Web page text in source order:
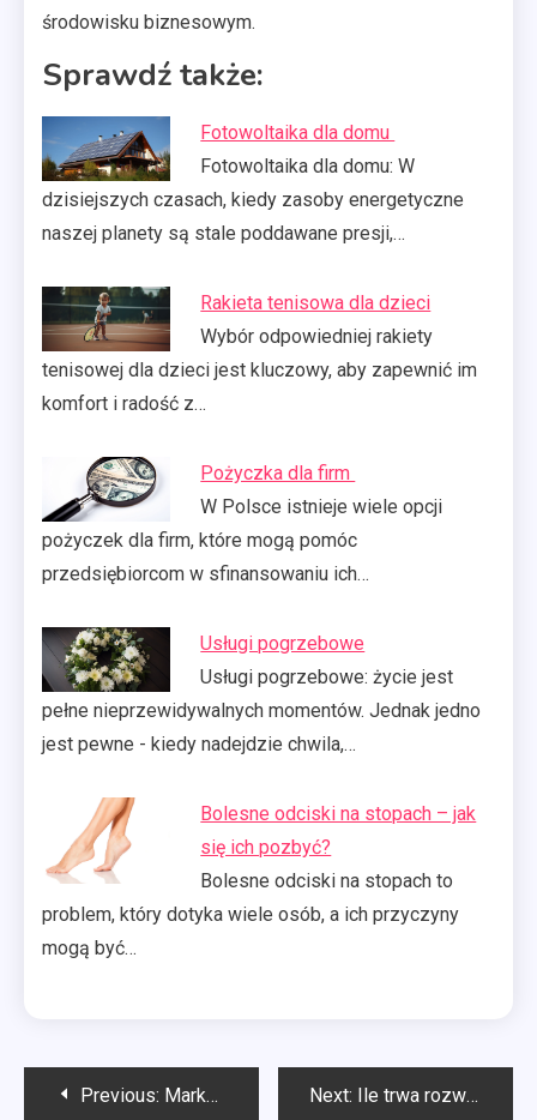
środowisku biznesowym.
Sprawdź także:
Fotowoltaika dla domu
Fotowoltaika dla domu: W
dzisiejszych czasach, kiedy zasoby energetyczne
naszej planety są stale poddawane presji,…
Rakieta tenisowa dla dzieci
Wybór odpowiedniej rakiety
tenisowej dla dzieci jest kluczowy, aby zapewnić im
komfort i radość z…
Pożyczka dla firm
W Polsce istnieje wiele opcji
pożyczek dla firm, które mogą pomóc
przedsiębiorcom w sfinansowaniu ich…
Usługi pogrzebowe
Usługi pogrzebowe: życie jest
pełne nieprzewidywalnych momentów. Jednak jedno
jest pewne - kiedy nadejdzie chwila,…
Bolesne odciski na stopach – jak
się ich pozbyć?
Bolesne odciski na stopach to
problem, który dotyka wiele osób, a ich przyczyny
mogą być…
Nawigacja
Previous: Marketing prawniczy Next: Ile trwa rozwój matki pszczelej